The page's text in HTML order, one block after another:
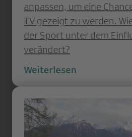
anpassen, um eine
TV gezeigt zu werden.
der Sport unter dem
verändert?
Weiterlesen